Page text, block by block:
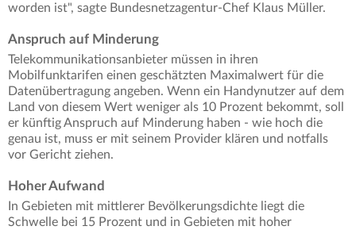
worden ist", sagte Bundesnetzagentur-Chef Klaus Müller.
Anspruch auf Minderung
Telekommunikationsanbieter müssen in ihren
Mobilfunktarifen einen geschätzten Maximalwert für die
Datenübertragung angeben. Wenn ein Handynutzer auf dem
Land von diesem Wert weniger als 10 Prozent bekommt, soll
er künftig Anspruch auf Minderung haben - wie hoch die
genau ist, muss er mit seinem Provider klären und notfalls
vor Gericht ziehen.
Hoher Aufwand
In Gebieten mit mittlerer Bevölkerungsdichte liegt die
Schwelle bei 15 Prozent und in Gebieten mit hoher